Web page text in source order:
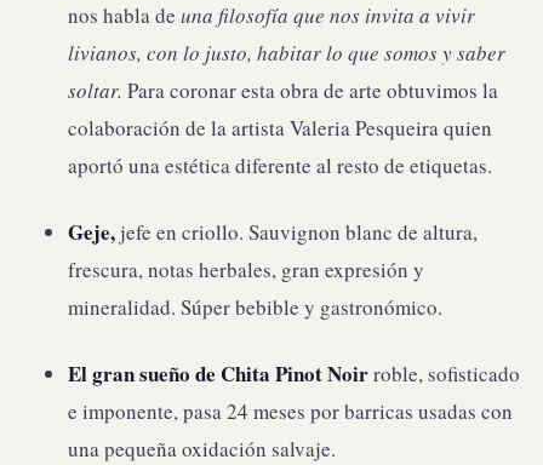
nos habla de una filosofía que nos invita a vivir
livianos, con lo justo, habitar lo que somos y saber
soltar. Para coronar esta obra de arte obtuvimos la
colaboración de la artista Valeria Pesqueira quien
aportó una estética diferente al resto de etiquetas.
Geje, jefe en criollo. Sauvignon blanc de altura,
frescura, notas herbales, gran expresión y
mineralidad. Súper bebible y gastronómico.
El gran sueño de Chita Pinot Noirroble, sofisticado
e imponente, pasa 24 meses por barricas usadas con
una pequeña oxidación salvaje.